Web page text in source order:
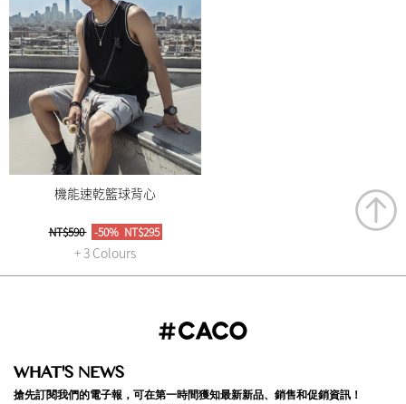
機能速乾籃球背心
NT$590 -50% NT$295
+ 3 Colours
WHAT'S NEWS
搶先訂閱我們的電子報，可在第一時間獲知最新新品、銷售和促銷資訊！